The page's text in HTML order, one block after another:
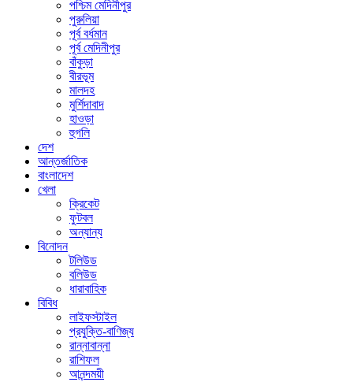
পশ্চিম মেদিনীপুর
পুরুলিয়া
পূর্ব বর্ধমান
পূর্ব মেদিনীপুর
বাঁকুড়া
বীরভূম
মালদহ
মুর্শিদাবাদ
হাওড়া
হুগলি
দেশ
আন্তর্জাতিক
বাংলাদেশ
খেলা
ক্রিকেট
ফুটবল
অন্যান্য
বিনোদন
টলিউড
বলিউড
ধারাবাহিক
বিবিধ
লাইফস্টাইল
প্রযুক্তি-বাণিজ্য
রান্নাবান্না
রাশিফল
আনন্দময়ী